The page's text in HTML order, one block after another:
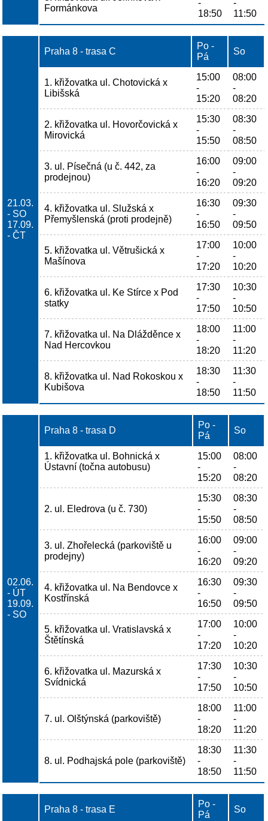
Formánkova
-
18:50
-
11:50
21.03.
- SO
17.09.
- ČT
Praha 8 - trasa C
Po -
Pá
So
1. křižovatka ul. Chotovická x
Libišská
15:00
-
15:20
08:00
-
08:20
2. křižovatka ul. Hovorčovická x
Mirovická
15:30
-
15:50
08:30
-
08:50
3. ul. Písečná (u č. 442, za
prodejnou)
16:00
-
16:20
09:00
-
09:20
4. křižovatka ul. Služská x
Přemyšlenská (proti prodejně)
16:30
-
16:50
09:30
-
09:50
5. křižovatka ul. Větrušická x
Mašínova
17:00
-
17:20
10:00
-
10:20
6. křižovatka ul. Ke Stírce x Pod
statky
17:30
-
17:50
10:30
-
10:50
7. křižovatka ul. Na Dlážděnce x
Nad Hercovkou
18:00
-
18:20
11:00
-
11:20
8. křižovatka ul. Nad Rokoskou x
Kubišova
18:30
-
18:50
11:30
-
11:50
02.06.
- ÚT
19.09.
- SO
Praha 8 - trasa D
Po -
Pá
So
1. křižovatka ul. Bohnická x
Ústavní (točna autobusu)
15:00
-
15:20
08:00
-
08:20
2. ul. Eledrova (u č. 730)
15:30
-
15:50
08:30
-
08:50
3. ul. Zhořelecká (parkoviště u
prodejny)
16:00
-
16:20
09:00
-
09:20
4. křižovatka ul. Na Bendovce x
Kostřínská
16:30
-
16:50
09:30
-
09:50
5. křižovatka ul. Vratislavská x
Štětínská
17:00
-
17:20
10:00
-
10:20
6. křižovatka ul. Mazurská x
Svídnická
17:30
-
17:50
10:30
-
10:50
7. ul. Olštýnská (parkoviště)
18:00
-
18:20
11:00
-
11:20
8. ul. Podhajská pole (parkoviště)
18:30
-
18:50
11:30
-
11:50
Praha 8 - trasa E
Po -
Pá
So